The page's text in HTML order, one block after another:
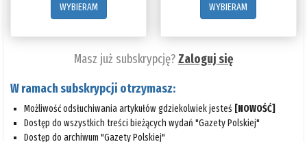
WYBIERAM
WYBIERAM
Masz już subskrypcję?Zaloguj się
W ramach subskrypcji otrzymasz:
Możliwość odsłuchiwania artykułów gdziekolwiek jesteś [NOWOŚĆ]
Dostęp do wszystkich treści bieżących wydań "Gazety Polskiej"
Dostęp do archiwum "Gazety Polskiej"